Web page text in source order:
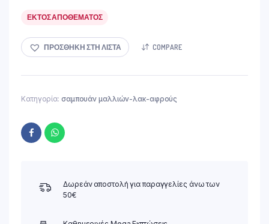
ΕΚΤΌΣ ΑΠΟΘΈΜΑΤΟΣ
ΠΡΟΣΘΉΚΗ ΣΤΗ ΛΊΣΤΑ COMPARE
Κατηγορία: σαμπουάν μαλλιών-λακ-αφρούς
Δωρεάν αποστολή για παραγγελίες άνω των
50€